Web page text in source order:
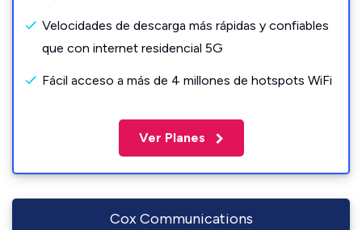
Velocidades de descarga más rápidas y confiables
que con internet residencial 5G
Fácil acceso a más de 4 millones de hotspots WiFi
Ver Planes
Cox Communications